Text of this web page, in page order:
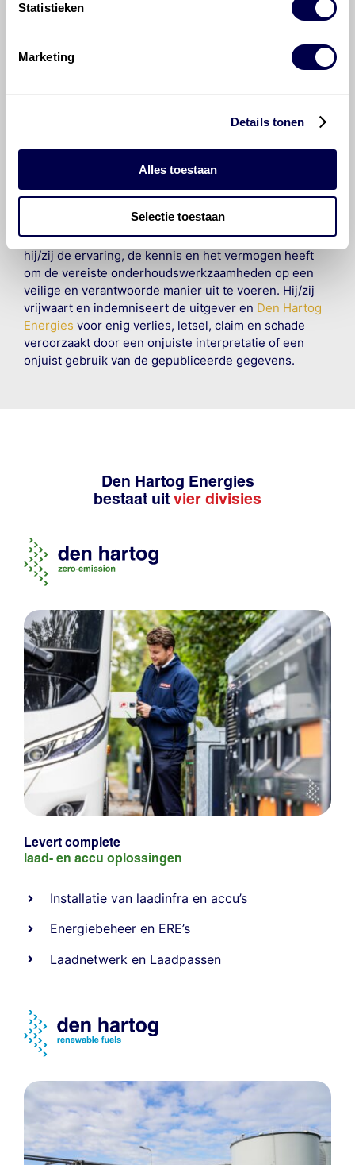
Statistieken
Marketing
Details tonen
Alles toestaan
Selectie toestaan
informatie mag noch geheel noch gedeeltelijk worden
gereproduceerd, opgeslagen in een database of op
Organisation B.V. Hoewel alles in het werk is gesteld
en compleet mogelijk zijn, wordt geen
aansprakelijkheid aanvaard, anders dan waartoe een
veroorzaakt door fouten of omissies in de verstrekte
informatie. Door deze olieaanbevelingsinformatie te
raadplegen en te gebruiken erkent de gebruiker dat
hij/zij de ervaring, de kennis en het vermogen heeft
om de vereiste onderhoudswerkzaamheden op een
veilige en verantwoorde manier uit te voeren. Hij/zij
vrijwaart en indemniseert de uitgever en Den Hartog
Energies voor enig verlies, letsel, claim en schade
veroorzaakt door een onjuiste interpretatie of een
onjuist gebruik van de gepubliceerde gegevens.
Den Hartog Energies
bestaat uit vier divisies
Levert complete
laad- en accu oplossingen
Installatie van laadinfra en accu’s
Energiebeheer en ERE’s
Laadnetwerk en Laadpassen